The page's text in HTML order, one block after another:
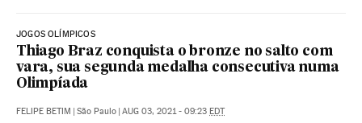
JOGOS OLÍMPICOS
Thiago Braz conquista o bronze no salto com
vara, sua segunda medalha consecutiva numa
Olimpíada
FELIPE BETIM São Paulo AUG 03, 2021 - 09:23 EDT